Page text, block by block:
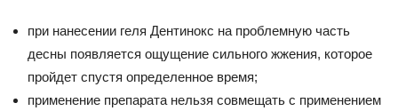
при нанесении геля Дентинокс на проблемную часть
десны появляется ощущение сильного жжения, которое
пройдет спустя определенное время;
применение препарата нельзя совмещать с применением